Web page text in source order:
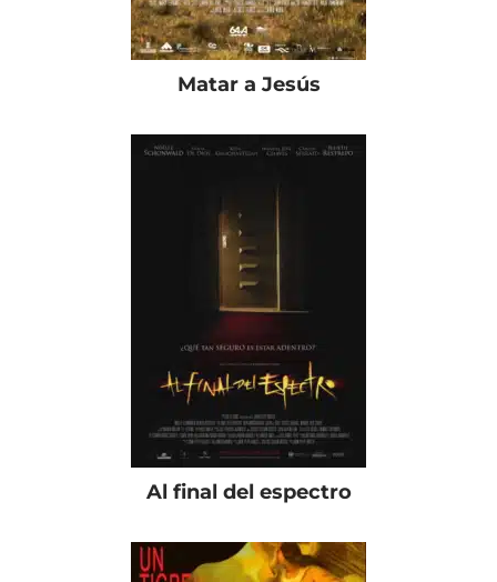
Matar a Jesús
Al final del espectro